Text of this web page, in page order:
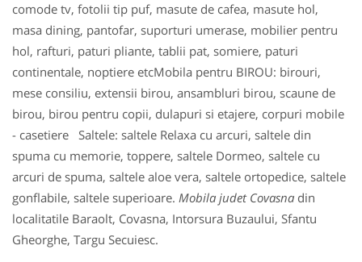
comode tv, fotolii tip puf, masute de cafea, masute hol,
masa dining, pantofar, suporturi umerase, mobilier pentru
hol, rafturi, paturi pliante, tablii pat, somiere, paturi
continentale, noptiere etcMobila pentru BIROU: birouri,
mese consiliu, extensii birou, ansambluri birou, scaune de
birou, birou pentru copii, dulapuri si etajere, corpuri mobile
- casetiere Saltele: saltele Relaxa cu arcuri, saltele din
spuma cu memorie, toppere, saltele Dormeo, saltele cu
arcuri de spuma, saltele aloe vera, saltele ortopedice, saltele
gonflabile, saltele superioare. Mobila judet Covasna din
localitatile Baraolt, Covasna, Intorsura Buzaului, Sfantu
Gheorghe, Targu Secuiesc.